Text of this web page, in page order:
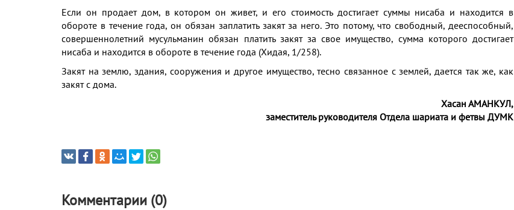
Если он продает дом, в котором он живет, и его стоимость достигает суммы нисаба и находится в
обороте в течение года, он обязан заплатить закят за него. Это потому, что свободный, дееспособный,
совершеннолетний мусульманин обязан платить закят за свое имущество, сумма которого достигает
нисаба и находится в обороте в течение года (Хидая, 1/258).
Закят на землю, здания, сооружения и другое имущество, тесно связанное с землей, дается так же, как
закят с дома.
Хасан АМАНКУЛ,
заместитель руководителя Отдела шариата и фетвы ДУМК
Комментарии (0)